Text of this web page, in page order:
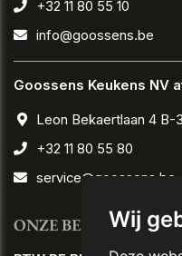
Wij
+32 11 80 55 10
info@goossens.be
Goossens Keukens NV
Leon Bekaertlaan 4 B-
+32 11 80 55 80
service@goossens.be
ONZE